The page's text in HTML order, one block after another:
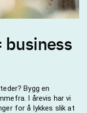
Bygg en
I årevis har vi
for å lykkes slik at